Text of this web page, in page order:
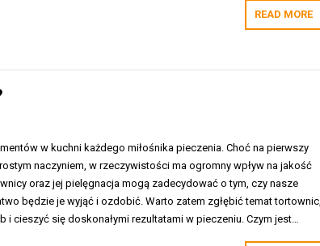
READ MORE
w kuchni każdego miłośnika pieczenia. Choć na pierwszy
naczyniem, w rzeczywistości ma ogromny wpływ na jakość
oraz jej pielęgnacja mogą zadecydować o tym, czy nasze
będzie je wyjąć i ozdobić. Warto zatem zgłębić temat tortownic,
cieszyć się doskonałymi rezultatami w pieczeniu. Czym jest…